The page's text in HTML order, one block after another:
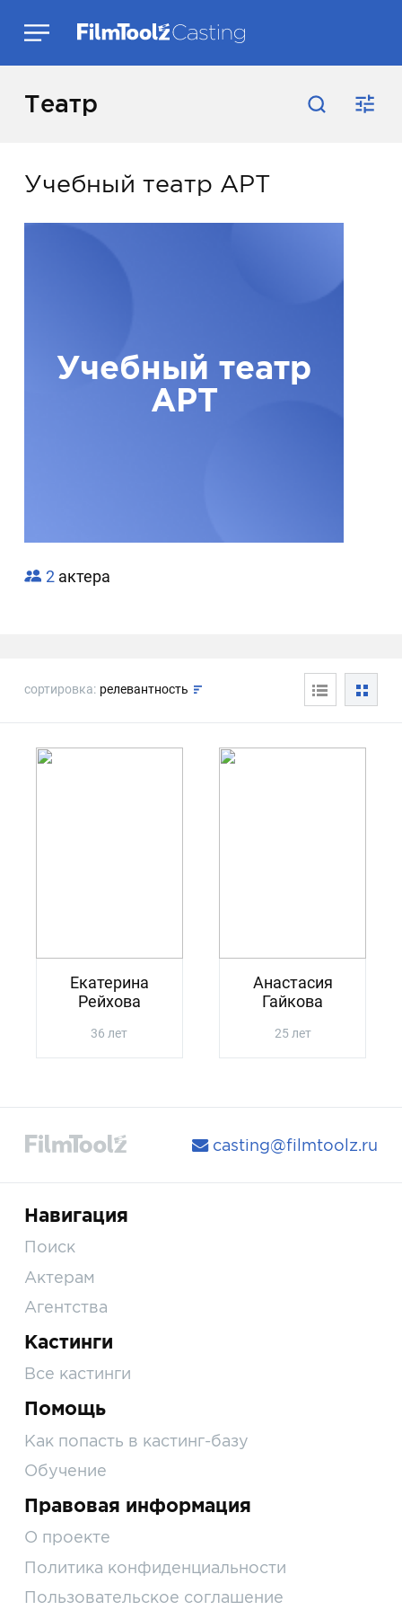
Театр
Учебный театр АРТ
Учебный театр
АРТ
2 актера
сортировка: релевантность
Екатерина
Рейхова
36 лет
Анастасия
Гайкова
25 лет
casting@filmtoolz.ru
Навигация
Поиск
Актерам
Агентства
Кастинги
Все кастинги
Помощь
Как попасть в кастинг-базу
Обучение
Правовая информация
О проекте
Политика конфиденциальности
Пользовательское соглашение